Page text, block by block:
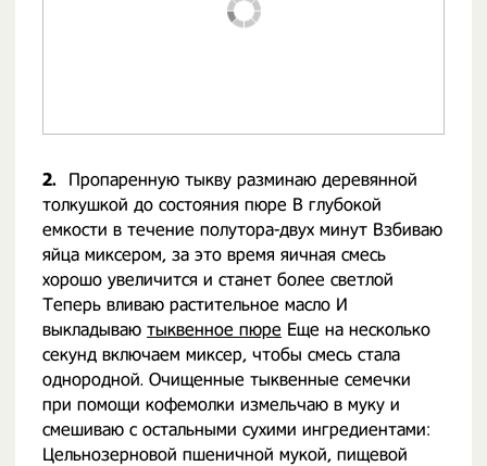
2.
Пропаренную тыкву разминаю деревянной
толкушкой до состояния пюре В глубокой
емкости в течение полутора-двух минут Взбиваю
яйца миксером, за это время яичная смесь
хорошо увеличится и станет более светлой
Теперь вливаю растительное масло И
выкладываю тыквенное пюре Еще на несколько
секунд включаем миксер, чтобы смесь стала
однородной. Очищенные тыквенные семечки
при помощи кофемолки измельчаю в муку и
смешиваю с остальными сухими ингредиентами:
Цельнозерновой пшеничной мукой, пищевой